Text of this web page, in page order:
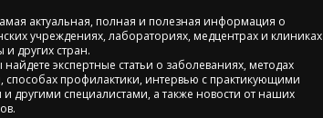
актуальная, полная и полезная информация о
учреждениях, лабораториях, медцентрах и клиниках
других стран.
найдете экспертные статьи о заболеваниях, методах
способах профилактики, интервью с практикующими
и другими специалистами, а также новости от наших